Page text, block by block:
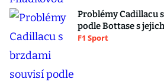
Problémy Cadillacu
podle Bottase s
F1 Sport